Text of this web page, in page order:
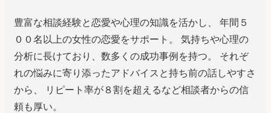
豊富な相談経験と恋愛や心理の知識を活かし、 年間５
００名以上の女性の恋愛をサポート。 気持ちや心理の
分析に長けており、数多くの成功事例を持つ。 それぞ
れの悩みに寄り添ったアドバイスと持ち前の話しやすさ
から、 リピート率が８割を超えるなど相談者からの信
頼も厚い。